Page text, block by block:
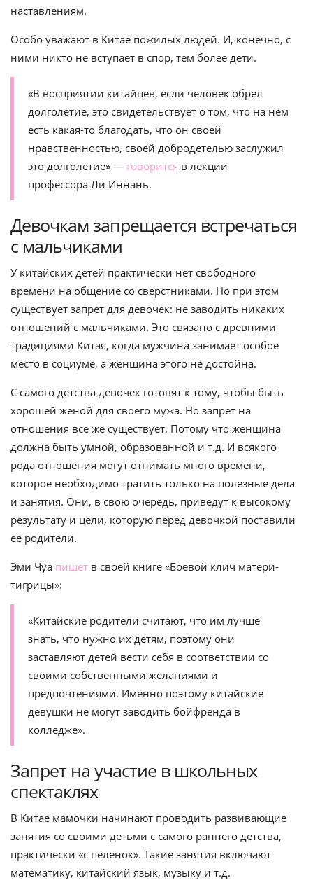
наставлениям.
Особо уважают в Китае пожилых людей. И, конечно, с
ними никто не вступает в спор, тем более дети.
«В восприятии китайцев, если человек обрел
долголетие, это свидетельствует о том, что на нем
есть какая-то благодать, что он своей
нравственностью, своей добродетелью заслужил
это долголетие» — говорится в лекции
профессора Ли Иннань.
Девочкам запрещается встречаться
с мальчиками
У китайских детей практически нет свободного
времени на общение со сверстниками. Но при этом
существует запрет для девочек: не заводить никаких
отношений с мальчиками. Это связано с древними
традициями Китая, когда мужчина занимает особое
место в социуме, а женщина этого не достойна.
С самого детства девочек готовят к тому, чтобы быть
хорошей женой для своего мужа. Но запрет на
отношения все же существует. Потому что женщина
должна быть умной, образованной и т.д. И всякого
рода отношения могут отнимать много времени,
которое необходимо тратить только на полезные дела
и занятия. Они, в свою очередь, приведут к высокому
результату и цели, которую перед девочкой поставили
ее родители.
Эми Чуа пишет в своей книге «Боевой клич матери-
тигрицы»:
«Китайские родители считают, что им лучше
знать, что нужно их детям, поэтому они
заставляют детей вести себя в соответствии со
своими собственными желаниями и
предпочтениями. Именно поэтому китайские
девушки не могут заводить бойфренда в
колледже».
Запрет на участие в школьных
спектаклях
В Китае мамочки начинают проводить развивающие
занятия со своими детьми с самого раннего детства,
практически «с пеленок». Такие занятия включают
математику, китайский язык, музыку и т.д.